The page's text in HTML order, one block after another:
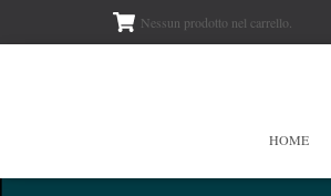
Nessun prodotto nel carrello.
HOME